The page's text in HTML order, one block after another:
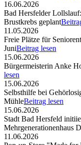
16.06.2026
Bad Hersfelder
Brustkrebs geplant
11.05.2026
Freie Plätze für
JuniBeitrag lesen
15.06.2026
Bürgermeisterin Anke
lesen
15.06.2026
Selbsthilfe bei
MühleBeitrag lesen
15.06.2026
Stadt Bad Hersfeld
Mehrgenerationenhaus
11.06.2026